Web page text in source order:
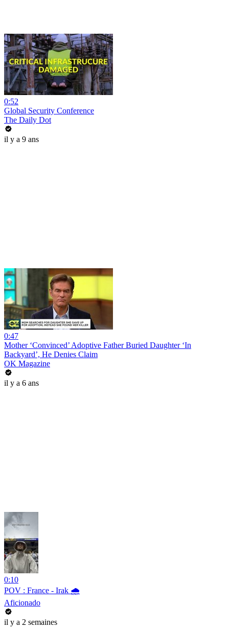
0:52
Global Security Conference
The Daily Dot
il y a 9 ans
0:47
Mother ‘Convinced’ Adoptive Father Buried Daughter ‘In
Backyard’, He Denies Claim
OK Magazine
il y a 6 ans
0:10
POV : France - Irak 🌧️
Aficionado
il y a 2 semaines